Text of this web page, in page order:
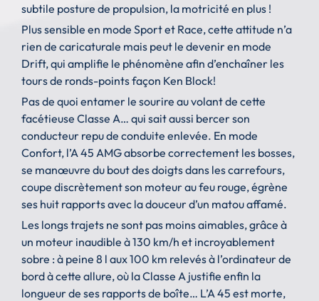
subtile posture de propulsion, la motricité en plus !
Plus sensible en mode Sport et Race, cette attitude n’a
rien de caricaturale mais peut le devenir en mode
Drift, qui amplifie le phénomène afin d’enchaîner les
tours de ronds-points façon Ken Block!
Pas de quoi entamer le sourire au volant de cette
facétieuse Classe A… qui sait aussi bercer son
conducteur repu de conduite enlevée. En mode
Confort, l’A 45 AMG absorbe correctement les bosses,
se manœuvre du bout des doigts dans les carrefours,
coupe discrètement son moteur au feu rouge, égrène
ses huit rapports avec la douceur d’un matou affamé.
Les longs trajets ne sont pas moins aimables, grâce à
un moteur inaudible à 130 km/h et incroyablement
sobre : à peine 8 l aux 100 km relevés à l’ordinateur de
bord à cette allure, où la Classe A justifie enfin la
longueur de ses rapports de boîte… L’A 45 est morte,